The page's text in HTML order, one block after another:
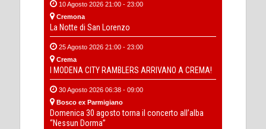
10 Agosto 2026 21:00 - 23:00
Cremona
La Notte di San Lorenzo
25 Agosto 2026 21:00 - 23:00
Crema
I MODENA CITY RAMBLERS ARRIVANO A CREMA!
30 Agosto 2026 06:38 - 09:00
Bosco ex Parmigiano
Domenica 30 agosto torna il concerto all’alba
“Nessun Dorma”